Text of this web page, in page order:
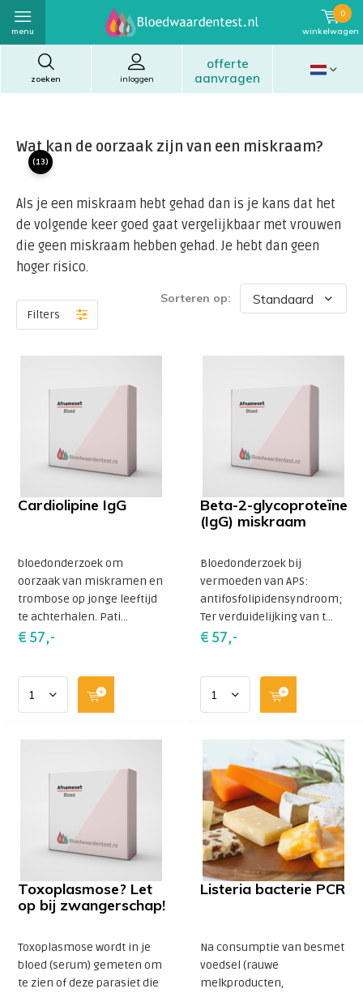
zoeken
offerte
aanvragen
inloggen
menu winkelwagen
0
Wat kan de oorzaak zijn van een miskraam?
(13)
Als je een miskraam hebt gehad dan is je kans dat het
de volgende keer goed gaat vergelijkbaar met vrouwen
die geen miskraam hebben gehad. Je hebt dan geen
hoger risico.
Filters
Sorteren op:
Cardiolipine IgG
bloedonderzoek om
oorzaak van miskramen en
trombose op jonge leeftijd
te achterhalen. Pati...
€ 57,-
Beta-2-glycoproteïne
(IgG) miskraam
Bloedonderzoek bij
vermoeden van APS:
antifosfolipidensyndroom;
Ter verduidelijking van t...
€ 57,-
Toxoplasmose? Let
op bij zwangerschap!
Toxoplasmose wordt in je
bloed (serum) gemeten om
te zien of deze parasiet die
Listeria bacterie PCR
Na consumptie van besmet
voedsel (rauwe
melkproducten,